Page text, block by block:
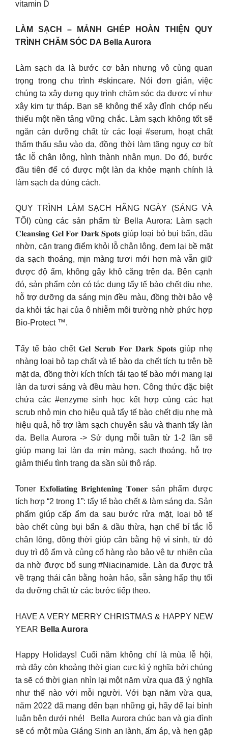
vitamin D
LÀM SẠCH – MẢNH GHÉP HOÀN THIỆN QUY
TRÌNH CHĂM SÓC DA Bella Aurora
Làm sạch da là bước cơ bản nhưng vô cùng quan
trọng trong chu trình #skincare. Nói đơn giản, việc
chúng ta xây dựng quy trình chăm sóc da được ví như
xây kim tự tháp. Bạn sẽ không thể xây đỉnh chóp nếu
thiếu một nền tảng vững chắc. Làm sạch không tốt sẽ
ngăn cản dưỡng chất từ các loại #serum, hoạt chất
thẩm thấu sâu vào da, đồng thời làm tăng nguy cơ bít
tắc lỗ chân lông, hình thành nhân mụn. Do đó, bước
đầu tiên để có được một làn da khỏe mạnh chính là
làm sạch da đúng cách.
QUY TRÌNH LÀM SẠCH HẰNG NGÀY (SÁNG VÀ
TỐI) cùng các sản phẩm từ Bella Aurora: Làm sạch
𝐂𝐥𝐞𝐚𝐧𝐬𝐢𝐧𝐠 𝐆𝐞𝐥 𝐅𝐨𝐫 𝐃𝐚𝐫𝐤 𝐒𝐩𝐨𝐭𝐬 giúp loại bỏ bụi bẩn, dầu
nhờn, cặn trang điểm khỏi lỗ chân lông, đem lại bề mặt
da sạch thoáng, mịn màng tươi mới hơn mà vẫn giữ
được độ ẩm, không gây khô căng trên da. Bên cạnh
đó, sản phẩm còn có tác dụng tẩy tế bào chết dịu nhẹ,
hỗ trợ dưỡng da sáng mịn đều màu, đồng thời bảo vệ
da khỏi tác hại của ô nhiễm môi trường nhờ phức hợp
Bio-Protect ™.
Tẩy tế bào chết 𝐆𝐞𝐥 𝐒𝐜𝐫𝐮𝐛 𝐅𝐨𝐫 𝐃𝐚𝐫𝐤 𝐒𝐩𝐨𝐭𝐬 giúp nhẹ
nhàng loại bỏ tạp chất và tế bào da chết tích tụ trên bề
mặt da, đồng thời kích thích tái tạo tế bào mới mang lại
làn da tươi sáng và đều màu hơn. Công thức đặc biệt
chứa các #enzyme sinh học kết hợp cùng các hạt
scrub nhỏ mịn cho hiệu quả tẩy tế bào chết dịu nhẹ mà
hiệu quả, hỗ trợ làm sạch chuyên sâu và thanh tẩy làn
da. Bella Aurora -> Sử dụng mỗi tuần từ 1-2 lần sẽ
giúp mang lại làn da mịn màng, sạch thoáng, hỗ trợ
giảm thiểu tình trạng da sần sùi thô ráp.
Toner 𝐄𝐱𝐟𝐨𝐥𝐢𝐚𝐭𝐢𝐧𝐠 𝐁𝐫𝐢𝐠𝐡𝐭𝐞𝐧𝐢𝐧𝐠 𝐓𝐨𝐧𝐞𝐫 sản phẩm được
tích hợp “2 trong 1”: tẩy tế bào chết & làm sáng da. Sản
phẩm giúp cấp ẩm da sau bước rửa mặt, loại bỏ tế
bào chết cùng bụi bẩn & dầu thừa, hạn chế bí tắc lỗ
chân lông, đồng thời giúp cân bằng hệ vi sinh, từ đó
duy trì độ ẩm và củng cố hàng rào bảo vệ tự nhiên của
da nhờ được bổ sung #Niacinamide. Làn da được trả
về trạng thái cân bằng hoàn hảo, sẵn sàng hấp thụ tối
đa dưỡng chất từ các bước tiếp theo.
HAVE A VERY MERRY CHRISTMAS & HAPPY NEW
YEAR Bella Aurora
Happy Holidays! Cuối năm không chỉ là mùa lễ hội,
mà đây còn khoảng thời gian cực kì ý nghĩa bởi chúng
ta sẽ có thời gian nhìn lại một năm vừa qua đã ý nghĩa
như thế nào với mỗi người. Với bạn năm vừa qua,
năm 2022 đã mang đến bạn những gì, hãy để lại bình
luận bên dưới nhé! Bella Aurora chúc bạn và gia đình
sẽ có một mùa Giáng Sinh an lành, ấm áp, và hẹn gặp